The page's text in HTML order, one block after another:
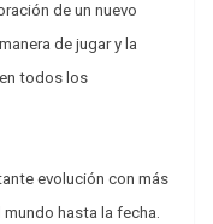
de un nuevo
de jugar y la
todos los
evolución con más
hasta la fecha.